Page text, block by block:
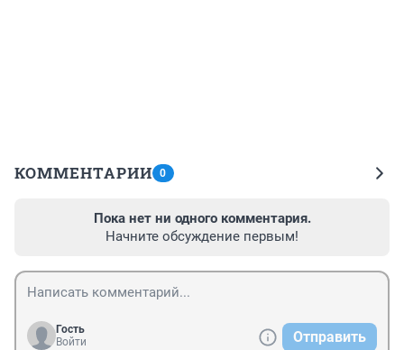
КОММЕНТАРИИ 0
Пока нет ни одного комментария.
Начните обсуждение первым!
Гость
Войти
Отправить